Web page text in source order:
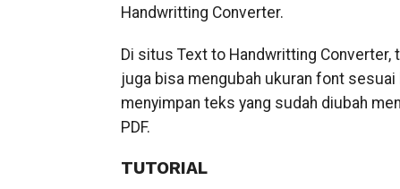
Handwritting Converter.
Di situs Text to Handwritting Converter,
juga bisa mengubah ukuran font
menyimpan teks yang sudah diubah
PDF.
TUTORIAL